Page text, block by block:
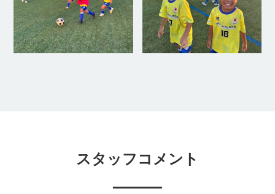
スタッフコメント